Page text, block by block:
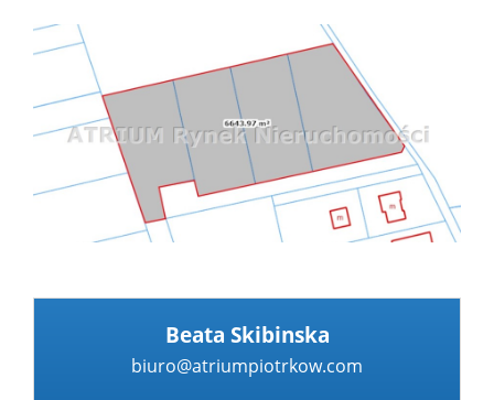
Domy
Dzialki
Beata Skibinska
biuro@atriumpiotrkow.com